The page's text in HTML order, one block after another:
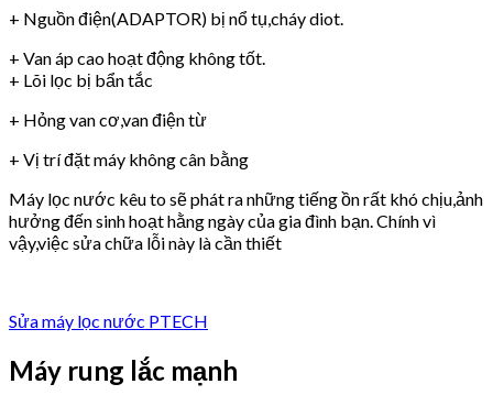
+ Nguồn điện(ADAPTOR) bị nổ tụ,cháy diot.
+ Van áp cao hoạt động không tốt.
+ Lõi lọc bị bẩn tắc
+ Hỏng van cơ,van điện từ
+ Vị trí đặt máy không cân bằng
Máy lọc nước kêu to sẽ phát ra những tiếng ồn rất khó chịu,ảnh
hưởng đến sinh hoạt hằng ngày của gia đình bạn. Chính vì
vậy,việc sửa chữa lỗi này là cần thiết
Sửa máy lọc nước PTECH
Máy rung lắc mạnh